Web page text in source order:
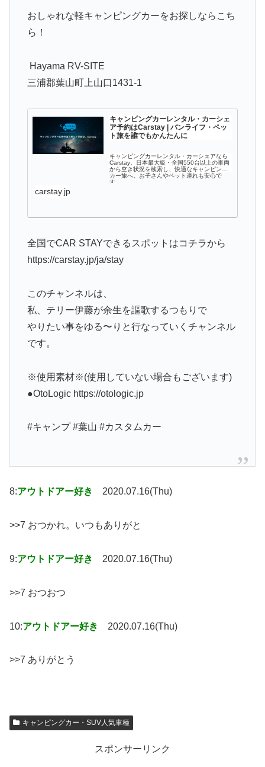
おしゃれな軽キャンピングカーをお探しならこち
ら！
Hayama RV-SITE
三浦郡葉山町上山口1431-1
キャンピングカーレンタル・カーシェ
ア予約はCarstay | バンライフ・ペッ
ト旅を誰でもかんたんに
キャンピングカーレンタル・カーシェアなら
Carstay。日本最大級・全国550台以上の車両
から空き状況を検索し、快適なキャンピング
カー旅へ。お子さんやペット連れも安心で
す。
carstay.jp
全国でCAR STAYできるスポットはコチラから
https://carstay.jp/ja/stay
このチャンネルは、
私、テリー伊藤が余生を謳歌するつもりで
やりたい事をゆる〜りと行なっていくチャンネル
です。
※使用素材※(使用していない場合もございます)
●OtoLogic https://otologic.jp
#キャンプ #葉山 #カスタムカー
8:アウトドアー好き 2020.07.16(Thu)
>>7 おつかれ。いつもありがと
9:アウトドアー好き 2020.07.16(Thu)
>>7 おつおつ
10:アウトドアー好き 2020.07.16(Thu)
>>7 ありがとう
キャンピングカー・SUV人気車種
スポンサーリンク